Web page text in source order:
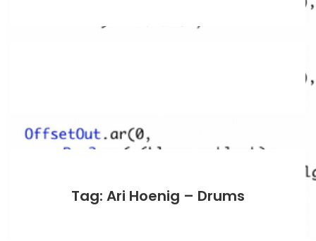
Tag: Ari Hoenig – Drums